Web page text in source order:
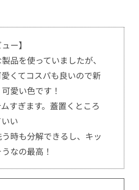
ー】
品を使っていましたが、
くてコスパも良いので新
愛い色です！
すぎます。蓋置くところ
い
時も分解できるし、キッ
なの最高！